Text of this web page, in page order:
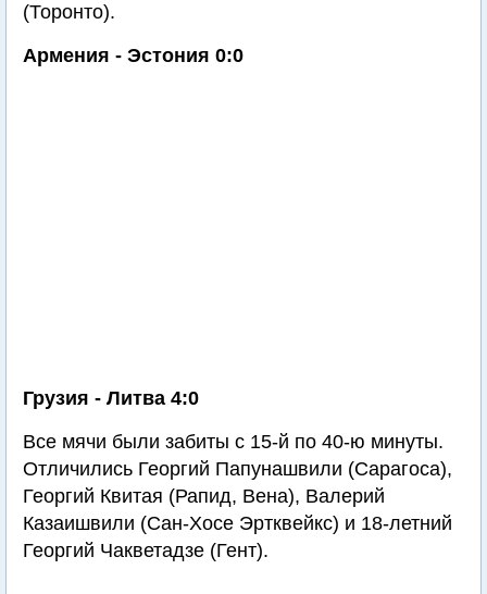
(Торонто).
Армения - Эстония 0:0
Грузия - Литва 4:0
Все мячи были забиты с 15-й по 40-ю минуты.
Отличились Георгий Папунашвили (Сарагоса),
Георгий Квитая (Рапид, Вена), Валерий
Казаишвили (Сан-Хосе Эртквейкс) и 18-летний
Георгий Чакветадзе (Гент).